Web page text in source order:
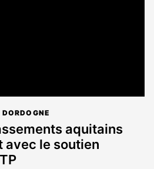
DORDOGNE
aquitains
avec le soutien